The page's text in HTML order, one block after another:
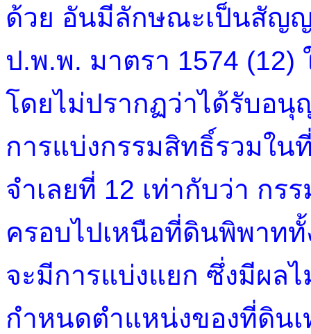
ด้วย อันมีลักษณะเป็นสัญ
ป.พ.พ. มาตรา 1574 (12)
โดยไม่ปรากฏว่าได้รับอนุ
การแบ่งกรรมสิทธิ์รวมใ
จำเลยที่ 12 เท่ากับว่า กร
ครอบไปเหนือที่ดินพิพาท
จะมีการแบ่งแยก ซึ่งมีผลไ
กำหนดตำแหน่งของที่ดิน